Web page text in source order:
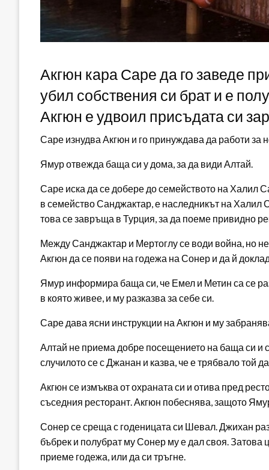
Акгюн кара Саре да го заведе
убил собствения си брат и е
Акгюн е удвоил присъдата си
Саре изнудва Акгюн и го принуждава да работи за
Ямур отвежда баща си у дома, за да види Алтай.
Саре иска да се добере до семейството на Халил
в семейство Санджактар, е наследникът на Халил
това се завръща в Турция, за да поеме привидно
Между Санджактар и Мертоглу се води война, но
Акгюн да се появи на годежа на Сонер и да й
Ямур информира баща си, че Емел и Метин са се
в която живее, и му разказва за себе си.
Саре дава ясни инструкции на Акгюн и му
Алтай не приема добре посещението на баща си и
случилото се с Джанан и казва, че е трябвало той
Акгюн се измъква от охраната си и отива пред
съседния ресторант. Акгюн побеснява, защото
Сонер се среща с годеницата си Шевал. Джихан
бъбрек и полубрат му Сонер му е дал своя. Затова
приеме годежа, или да си тръгне.